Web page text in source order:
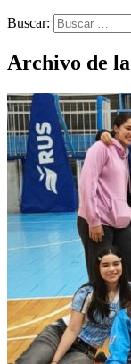
Buscar:
Archivo de